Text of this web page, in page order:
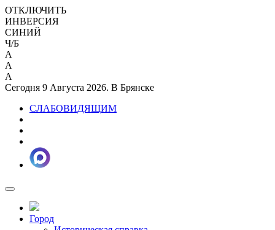
ОТКЛЮЧИТЬ
ИНВЕРСИЯ
СИНИЙ
Ч/Б
A
A
A
Сегодня 9 Августа 2026. В Брянске
СЛАБОВИДЯЩИМ
Город